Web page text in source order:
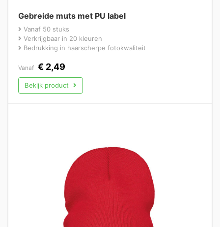
Gebreide muts met PU label
Vanaf 50 stuks
Verkrijgbaar in 20 kleuren
Bedrukking in haarscherpe fotokwaliteit
Vanaf € 2,49
Bekijk product